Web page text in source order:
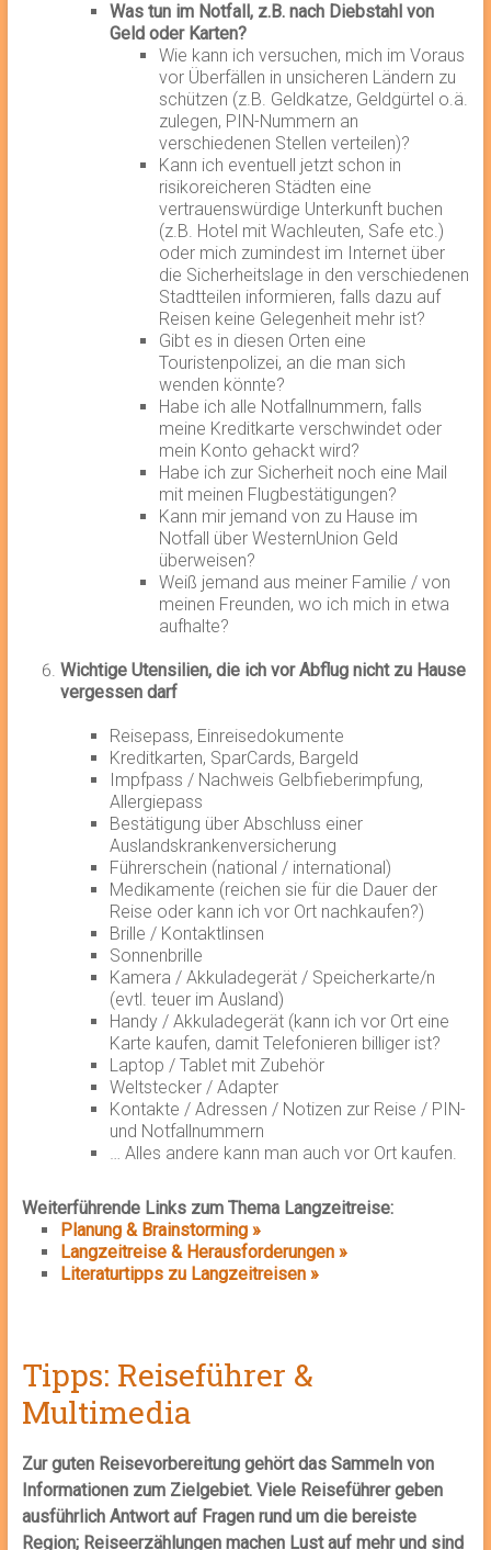
Was tun im Notfall, z.B. nach Diebstahl von
Geld oder Karten?
Wie kann ich versuchen, mich im Voraus
vor Überfällen in unsicheren Ländern zu
schützen (z.B. Geldkatze, Geldgürtel o.ä.
zulegen, PIN-Nummern an
verschiedenen Stellen verteilen)?
Kann ich eventuell jetzt schon in
risikoreicheren Städten eine
vertrauenswürdige Unterkunft buchen
(z.B. Hotel mit Wachleuten, Safe etc.)
oder mich zumindest im Internet über
die Sicherheitslage in den verschiedenen
Stadtteilen informieren, falls dazu auf
Reisen keine Gelegenheit mehr ist?
Gibt es in diesen Orten eine
Touristenpolizei, an die man sich
wenden könnte?
Habe ich alle Notfallnummern, falls
meine Kreditkarte verschwindet oder
mein Konto gehackt wird?
Habe ich zur Sicherheit noch eine Mail
mit meinen Flugbestätigungen?
Kann mir jemand von zu Hause im
Notfall über WesternUnion Geld
überweisen?
Weiß jemand aus meiner Familie / von
meinen Freunden, wo ich mich in etwa
aufhalte?
Wichtige Utensilien, die ich vor Abflug nicht zu Hause
vergessen darf
Reisepass, Einreisedokumente
Kreditkarten, SparCards, Bargeld
Impfpass / Nachweis Gelbfieberimpfung,
Allergiepass
Bestätigung über Abschluss einer
Auslandskrankenversicherung
Führerschein (national / international)
Medikamente (reichen sie für die Dauer der
Reise oder kann ich vor Ort nachkaufen?)
Brille / Kontaktlinsen
Sonnenbrille
Kamera / Akkuladegerät / Speicherkarte/n
(evtl. teuer im Ausland)
Handy / Akkuladegerät (kann ich vor Ort eine
Karte kaufen, damit Telefonieren billiger ist?
Laptop / Tablet mit Zubehör
Weltstecker / Adapter
Kontakte / Adressen / Notizen zur Reise / PIN-
und Notfallnummern
… Alles andere kann man auch vor Ort kaufen.
Weiterführende Links zum Thema Langzeitreise:
Planung & Brainstorming »
Langzeitreise & Herausforderungen »
Literaturtipps zu Langzeitreisen »
Tipps: Reiseführer &
Multimedia
Zur guten Reisevorbereitung gehört das Sammeln von
Informationen zum Zielgebiet. Viele Reiseführer geben
ausführlich Antwort auf Fragen rund um die bereiste
Region; Reiseerzählungen machen Lust auf mehr und sind